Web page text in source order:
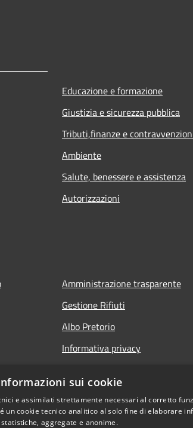
Educazione e formazione
Giustizia e sicurezza pubblica
Tributi,finanze e
Ambiente
Salute, benessere e assistenza
Autorizzazioni
Amministrazione trasparente
Gestione Rifiuti
Albo Pretorio
Informativa privacy
Dichiarazione di accessibilità
sui cookie
e assimilati strettamente necessari al corretto
un cookie tecnico analitico al solo fine di elaborare
statistiche, aggregate e anonime.